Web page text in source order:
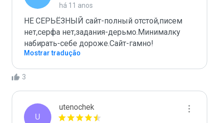
há 11 anos
НЕ СЕРЬЁЗНЫЙ сайт-полный отстой,писем
нет,серфа нет,задания-дерьмо.Минималку
набирать-себе дороже.Сайт-гамно!
Mostrar tradução
3
U
utenochek